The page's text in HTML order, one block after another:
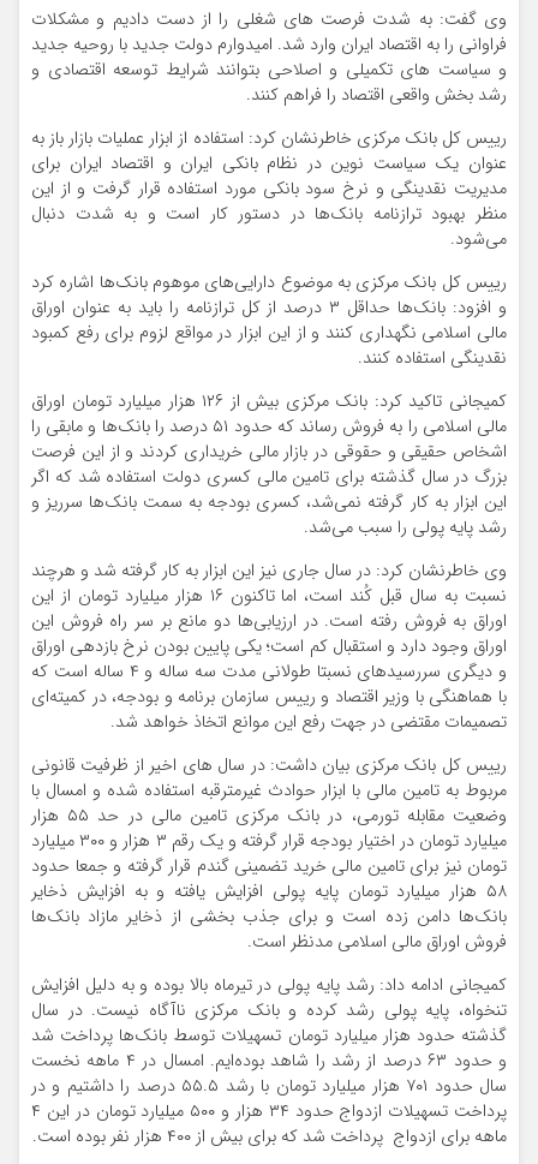
وی گفت: به شدت فرصت های شغلی را از دست دادیم و مشکلات
فراوانی را به اقتصاد ایران وارد شد. امیدوارم دولت جدید با روحیه جدید
و سیاست های تکمیلی و اصلاحی بتوانند شرایط توسعه اقتصادی و
رشد بخش واقعی اقتصاد را فراهم کنند.
رییس کل بانک مرکزی خاطرنشان کرد: استفاده از ابزار عملیات بازار باز به
عنوان یک سیاست نوین در نظام بانکی ایران و اقتصاد ایران برای
مدیریت نقدینگی و نرخ سود بانکی مورد استفاده قرار گرفت و از این
منظر بهبود ترازنامه بانک‌ها در دستور کار است و به شدت دنبال
می‌شود.
رییس کل بانک مرکزی به موضوع دارایی‌های موهوم بانک‌ها اشاره کرد
و افزود: بانک‌ها حداقل ۳ درصد از کل ترازنامه را باید به عنوان اوراق
مالی اسلامی نگهداری کنند و از این ابزار در مواقع لزوم برای رفع کمبود
نقدینگی استفاده کنند.
کمیجانی تاکید کرد: بانک مرکزی بیش از ۱۲۶ هزار میلیارد تومان اوراق
مالی اسلامی را به فروش رساند که حدود ۵۱ درصد را بانک‌ها و مابقی را
اشخاص حقیقی و حقوقی در بازار مالی خریداری کردند و از این فرصت
بزرگ در سال گذشته برای تامین مالی کسری دولت استفاده شد که اگر
این ابزار به کار گرفته نمی‌شد، کسری بودجه به سمت بانک‌ها سرریز و
رشد پایه پولی را سبب می‌شد.
وی خاطرنشان کرد: در سال جاری نیز این ابزار به کار گرفته شد و هرچند
نسبت به سال قبل کُند است، اما تاکنون ۱۶ هزار میلیارد تومان از این
اوراق به فروش رفته است. در ارزیابی‌ها دو مانع بر سر راه فروش این
اوراق وجود دارد و استقبال کم است؛ یکی پایین بودن نرخ بازدهی اوراق
و دیگری سررسیدهای نسبتا طولانی مدت سه ساله و ۴ ساله است که
با هماهنگی با وزیر اقتصاد و رییس سازمان برنامه و بودجه، در کمیته‌ای
تصمیمات مقتضی در جهت رفع این موانع اتخاذ خواهد شد.
رییس کل بانک مرکزی بیان داشت: در سال های اخیر از ظرفیت قانونی
مربوط به تامین مالی با ابزار حوادث غیرمترقبه استفاده شده و امسال با
وضعیت مقابله تورمی،‌ در بانک مرکزی تامین مالی در حد ۵۵ هزار
میلیارد تومان در اختیار بودجه قرار گرفته و یک رقم ۳ هزار و ۳۰۰ میلیارد
تومان نیز برای تامین مالی خرید تضمینی گندم قرار گرفته و جمعا حدود
۵۸ هزار میلیارد تومان پایه پولی افزایش یافته و به افزایش ذخایر
بانک‌ها دامن زده است و برای جذب بخشی از ذخایر مازاد بانک‌ها
فروش اوراق مالی اسلامی مدنظر است.
کمیجانی ادامه داد: رشد پایه پولی در تیرماه بالا بوده و به دلیل افزایش
تنخواه، پایه پولی رشد کرده و بانک مرکزی ناآگاه نیست. در سال
گذشته حدود هزار میلیارد تومان تسهیلات توسط بانک‌ها پرداخت شد
و حدود ۶۳ درصد از رشد را شاهد بوده‌ایم. امسال در ۴ ماهه نخست
سال حدود ۷۰۱ هزار میلیارد تومان با رشد ۵۵.۵ درصد را داشتیم و در
پرداخت تسهیلات ازدواج حدود ۳۴ هزار و ۵۰۰ میلیارد تومان در این ۴
ماهه برای ازدواج پرداخت شد که برای بیش از ۴۰۰ هزار نفر بوده است.